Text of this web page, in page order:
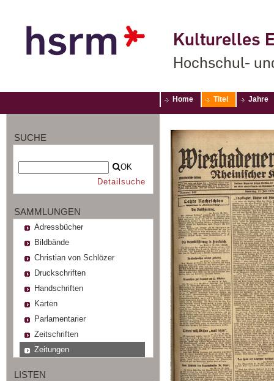
Kulturelles
Hochschul-
Home Titel Jahre
SUCHE
OK
Detailsuche
SAMMLUNGEN
Adressbücher
Bildbände
Christian von Schlözer
Druckschriften
Handschriften
Karten
Parlamentarier
Zeitschriften
Zeitungen
LISTEN